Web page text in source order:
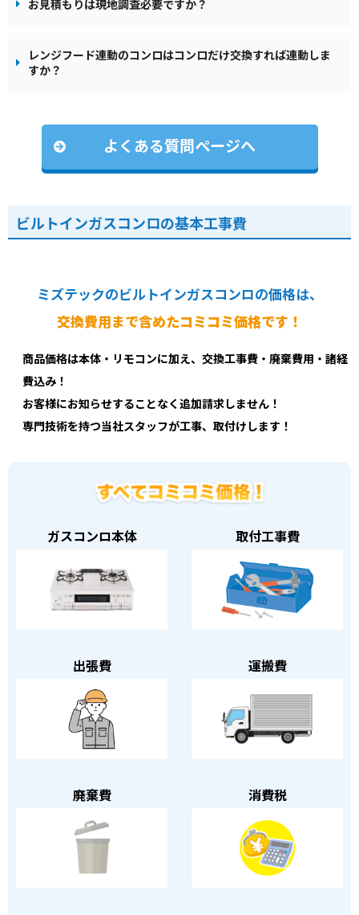
お見積もりは現地調査必要ですか？
レンジフード連動のコンロはコンロだけ交換すれば連動しま
すか？
よくある質問ページへ
ビルトインガスコンロの基本工事費
ミズテックのビルトインガスコンロの価格は、
交換費用まで含めたコミコミ価格です！
商品価格は本体・リモコンに加え、交換工事費・廃棄費用・諸経
費込み！
お客様にお知らせすることなく追加請求しません！
専門技術を持つ当社スタッフが工事、取付けします！
ガスコンロ本体 取付工事費
出張費 運搬費
廃棄費 消費税